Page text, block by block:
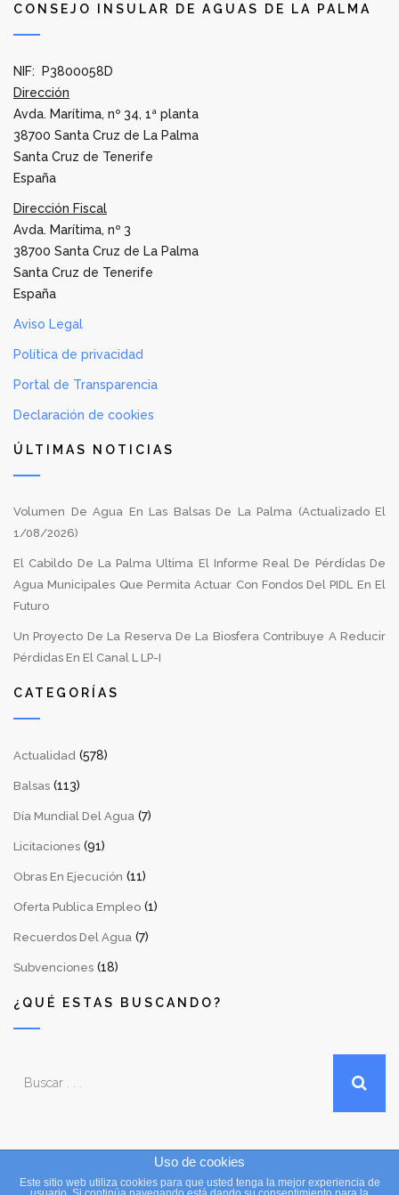
CONSEJO INSULAR DE AGUAS DE LA PALMA
NIF: P3800058D
Dirección
Avda. Marítima, nº 34, 1ª planta
38700 Santa Cruz de La Palma
Santa Cruz de Tenerife
España
Dirección Fiscal
Avda. Marítima, nº 3
38700 Santa Cruz de La Palma
Santa Cruz de Tenerife
España
Aviso Legal
Política de privacidad
Portal de Transparencia
Declaración de cookies
ÚLTIMAS NOTICIAS
Volumen De Agua En Las Balsas De La Palma (Actualizado El
1/08/2026)
El Cabildo De La Palma Ultima El Informe Real De Pérdidas De
Agua Municipales Que Permita Actuar Con Fondos Del PIDL En El
Futuro
Un Proyecto De La Reserva De La Biosfera Contribuye A Reducir
Pérdidas En El Canal L LP-I
CATEGORÍAS
Actualidad (578)
Balsas (113)
Día Mundial Del Agua (7)
Licitaciones (91)
Obras En Ejecución (11)
Oferta Publica Empleo (1)
Recuerdos Del Agua (7)
Subvenciones (18)
¿QUÉ ESTAS BUSCANDO?
Copyright © 2016 Consejo Insular de Aguas de La Palma. Todos
Uso de cookies
Este sitio web utiliza cookies para que usted tenga la mejor experiencia de